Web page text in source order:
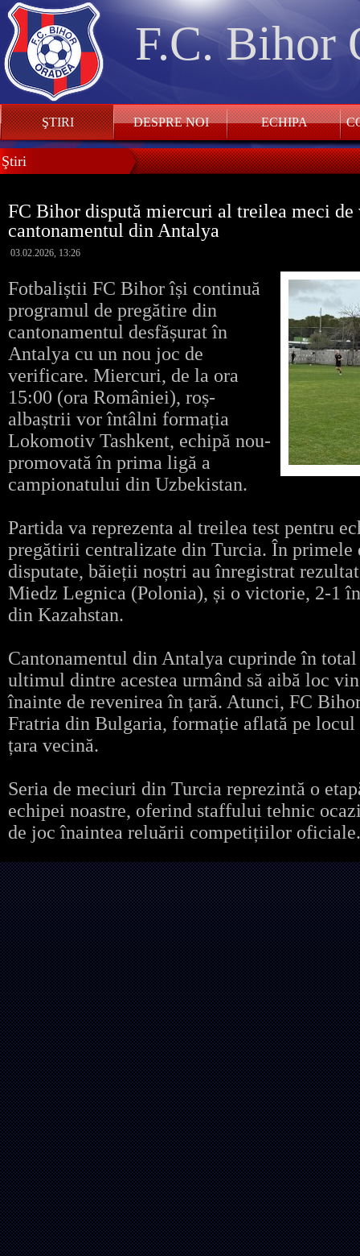
F.C. Bihor
ŞTIRI DESPRE NOI ECHIPA
Ştiri
FC Bihor dispută miercuri al treilea meci
cantonamentul din Antalya
03.02.2026, 13:26
Fotbaliștii FC Bihor își continuă
programul de pregătire din
cantonamentul desfășurat în
Antalya cu un nou joc de
verificare. Miercuri, de la ora
15:00 (ora României), roș-
albaștrii vor întâlni formația
Lokomotiv Tashkent, echipă nou-
promovată în prima ligă a
campionatului din Uzbekistan.
Partida va reprezenta al treilea test pentru
pregătirii centralizate din Turcia. În primele
disputate, băieții noștri au înregistrat
Miedz Legnica (Polonia), și o victorie, 2-1
din Kazahstan.
Cantonamentul din Antalya cuprinde în
ultimul dintre acestea urmând să aibă loc
înainte de revenirea în țară. Atunci, FC
Fratria din Bulgaria, formație aflată pe locul
țara vecină.
Seria de meciuri din Turcia reprezintă o
echipei noastre, oferind staffului tehnic
de joc înaintea reluării competițiilor oficiale.